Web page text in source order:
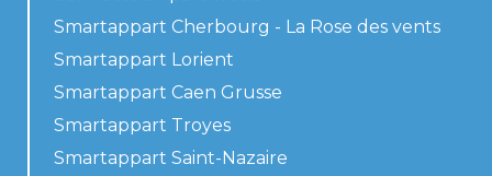
Smartappart Cherbourg - La Rose des vents
Smartappart Lorient
Smartappart Caen Grusse
Smartappart Troyes
Smartappart Saint-Nazaire